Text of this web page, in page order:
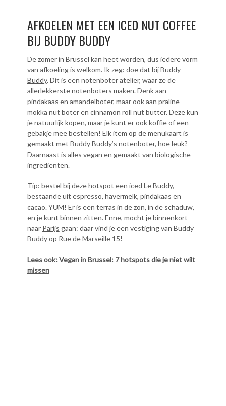
AFKOELEN MET EEN ICED NUT COFFEE
BIJ BUDDY BUDDY
De zomer in Brussel kan heet worden, dus iedere vorm
van afkoeling is welkom. Ik zeg: doe dat bijBuddy
Buddy. Dit is een notenboter atelier, waar ze de
allerlekkerste notenboters maken. Denk aan
pindakaas en amandelboter, maar ook aan praline
mokka nut boter en cinnamon roll nut butter. Deze kun
je natuurlijk kopen, maar je kunt er ook koffie of een
gebakje mee bestellen! Elk item op de menukaart is
gemaakt met Buddy Buddy’s notenboter, hoe leuk?
Daarnaast is alles vegan en gemaakt van biologische
ingrediënten.
Tip: bestel bij deze hotspot een iced Le Buddy,
bestaande uit espresso, havermelk, pindakaas en
cacao. YUM! Er is een terras in de zon, in de schaduw,
en je kunt binnen zitten. Enne, mocht je binnenkort
naar Parijs gaan: daar vind je een vestiging van Buddy
Buddy op Rue de Marseille 15!
Lees ook:Vegan in Brussel: 7 hotspots die je niet wilt
missen